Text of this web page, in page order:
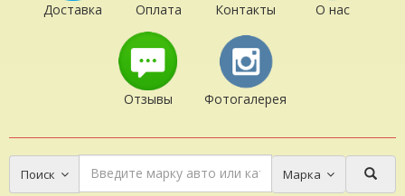
Доставка Оплата Контакты О нас
Отзывы Фотогалерея
Поиск Марка